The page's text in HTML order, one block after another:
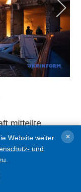
mitteilte,
12-jähriger
darunter
Website weiter
und
×